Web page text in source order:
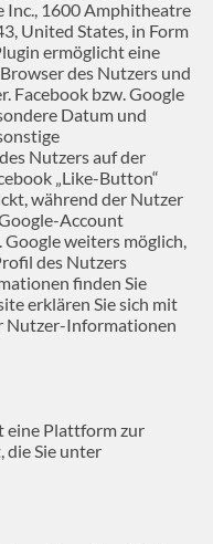
Inc., 1600 Amphitheatre
United States, in Form
ermöglicht eine
des Nutzers und
Facebook bzw. Google
Datum und
Nutzers auf der
„Like-Button“
während der Nutzer
Account
Google weiters möglich,
des Nutzers
finden Sie
erklären Sie sich mit
Nutzer-Informationen
eine Plattform zur
die Sie unter